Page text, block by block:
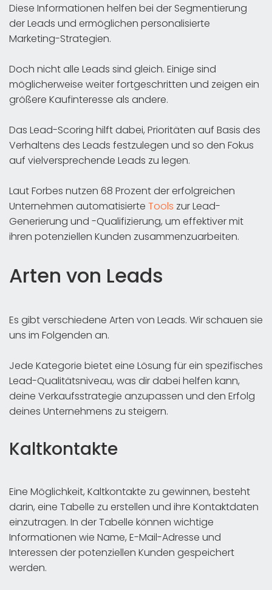
Diese Informationen helfen bei der Segmentierung
der Leads und ermöglichen personalisierte
Marketing-Strategien.
Doch nicht alle Leads sind gleich. Einige sind
möglicherweise weiter fortgeschritten und zeigen ein
größere Kaufinteresse als andere.
Das Lead-Scoring hilft dabei, Prioritäten auf Basis des
Verhaltens des Leads festzulegen und so den Fokus
auf vielversprechende Leads zu legen.
Laut Forbes nutzen 68 Prozent der erfolgreichen
Unternehmen automatisierte Tools zur Lead-
Generierung und -Qualifizierung, um effektiver mit
ihren potenziellen Kunden zusammenzuarbeiten.
Arten von Leads
Es gibt verschiedene Arten von Leads. Wir schauen sie
uns im Folgenden an.
Jede Kategorie bietet eine Lösung für ein spezifisches
Lead-Qualitätsniveau, was dir dabei helfen kann,
deine Verkaufsstrategie anzupassen und den Erfolg
deines Unternehmens zu steigern.
Kaltkontakte
Eine Möglichkeit, Kaltkontakte zu gewinnen, besteht
darin, eine Tabelle zu erstellen und ihre Kontaktdaten
einzutragen. In der Tabelle können wichtige
Informationen wie Name, E-Mail-Adresse und
Interessen der potenziellen Kunden gespeichert
werden.